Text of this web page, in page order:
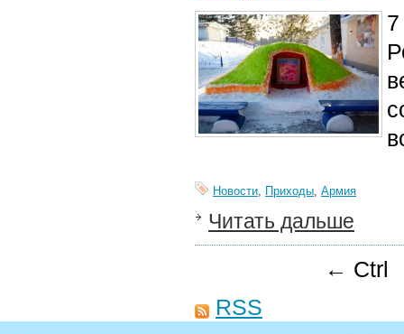
Новости, Приходы, Армия
Читать дальше
← Ctrl
RSS